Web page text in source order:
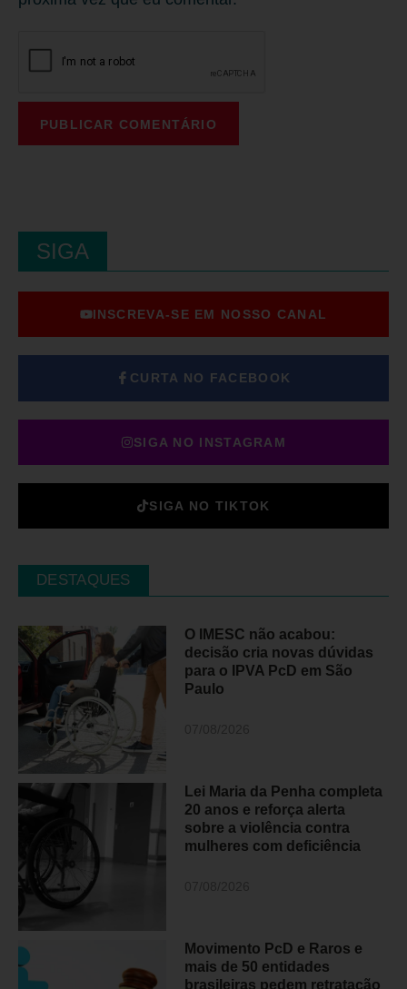
SIGA
INSCREVA-SE EM NOSSO CANAL
CURTA NO FACEBOOK
SIGA NO INSTAGRAM
SIGA NO TIKTOK
DESTAQUES
O IMESC não acabou:
decisão cria novas dúvidas
para o IPVA PcD em São
Paulo
Lei Maria da Penha completa
20 anos e reforça alerta
sobre a violência contra
mulheres com deficiência
Movimento PcD e Raros e
mais de 50 entidades
brasileiras pedem retratação